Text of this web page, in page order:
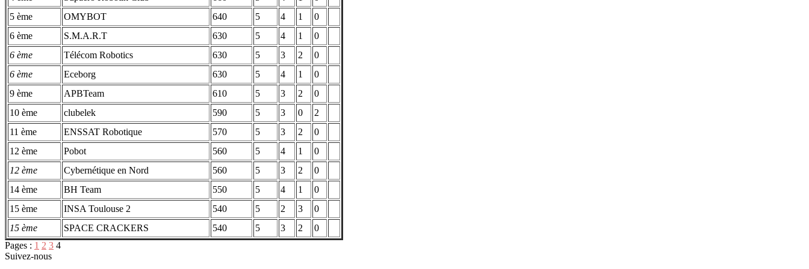
5 ème
OMYBOT 640 5 4 1
0
6 ème
S.M.A.R.T 630 5 4 1
0
6 ème
Télécom Robotics 630 5 3 2
0
6 ème
Eceborg 630 5 4 1
0
9 ème
APBTeam 610 5 3 2
0
10 ème
clubelek 590 5 3 0
2
11 ème
ENSSAT Robotique 570 5 3 2
0
12 ème
Pobot 560 5 4 1
0
12 ème
Cybernétique en Nord 560 5 3 2
0
14 ème
BH Team 550 5 4 1
0
15 ème
INSA Toulouse 2 540 5 2 3
0
15 ème
SPACE CRACKERS 540 5 3 2
0
Pages : 1 2 3 4
Suivez-nous